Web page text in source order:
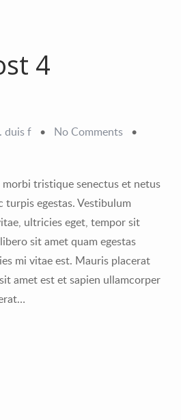
4
duis f • No Comments •
tristique senectus et netus
turpis egestas. Vestibulum
ultricies eget, tempor sit
sit amet quam egestas
mi vitae est. Mauris placerat
amet est et sapien ullamcorper